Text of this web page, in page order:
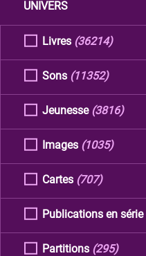
UNIVERS
Livres (36214)
Sons (11352)
Jeunesse (3816)
Images (1035)
Cartes (707)
Publications en série
Partitions (295)